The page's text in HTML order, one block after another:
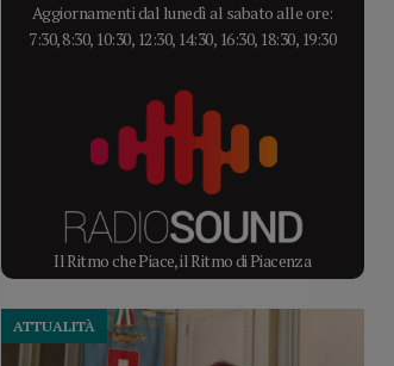
Aggiornamenti dal lunedì al sabato alle ore:
7:30, 8:30, 10:30, 12:30, 14:30, 16:30, 18:30, 19:30
Il Ritmo che Piace, il Ritmo di Piacenza
ATTUALITÀ